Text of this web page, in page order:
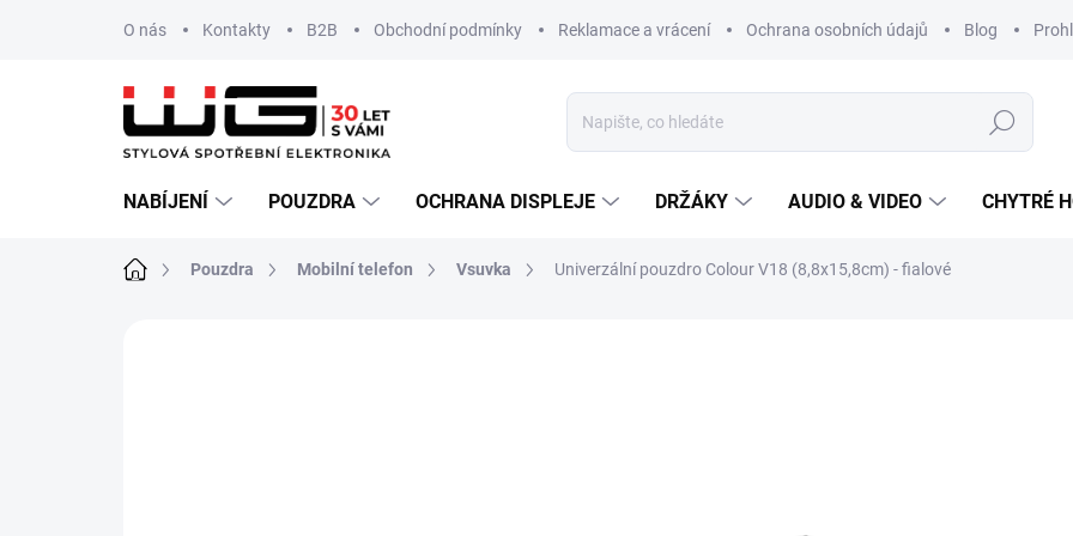
O nás Kontakty B2B Obchodní podmínky Reklamace a vrácení Ochrana osobních údajů Blog
Hledat
NABÍJENÍ POUZDRA OCHRANA DISPLEJE DRŽÁKY AUDIO & VIDEO CHYTRÉ
Domů Pouzdra Mobilní telefon Vsuvka Univerzální pouzdro Colour V18 (8,8x15,8cm) - fialové